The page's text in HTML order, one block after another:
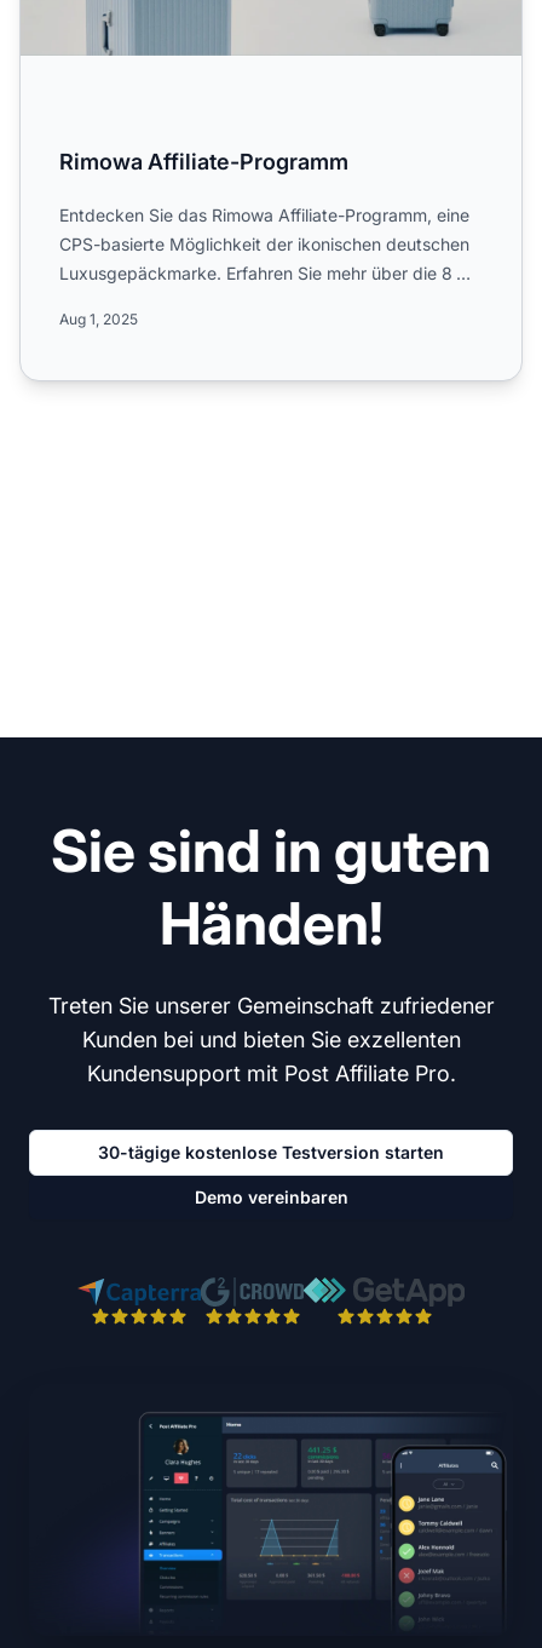
Rimowa Affiliate-Programm
Entdecken Sie das Rimowa Affiliate-Programm, eine
CPS-basierte Möglichkeit der ikonischen deutschen
Luxusgepäckmarke. Erfahren Sie mehr über die 8 %
Aug 1, 2025
Sie sind in guten
Händen!
Treten Sie unserer Gemeinschaft zufriedener
Kunden bei und bieten Sie exzellenten
Kundensupport mit Post Affiliate Pro.
30-tägige kostenlose Testversion starten
Demo vereinbaren